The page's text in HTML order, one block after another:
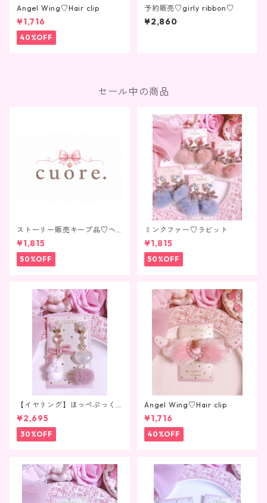
Angel Wing♡Hair clip
¥1,716
40%OFF
予約販売♡girly ribbon♡
¥2,860
セール中の商品
ストーリー販売キープ品♡ヘ
アクリップ1点
¥1,815
50%OFF
ミンクファー♡ラビット
¥1,815
50%OFF
【イヤリング】ほっぺぷっく
りうさちゃん
¥2,695
30%OFF
Angel Wing♡Hair clip
¥1,716
40%OFF